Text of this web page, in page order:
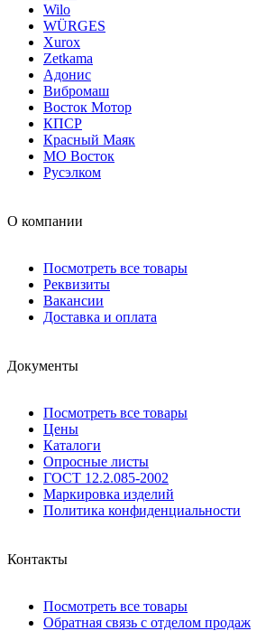
Wilo
WÜRGES
Xurox
Zetkama
Адонис
Вибромаш
Восток Мотор
КПСР
Красный Маяк
МО Восток
Русэлком
О компании
Посмотреть все товары
Реквизиты
Вакансии
Доставка и оплата
Документы
Посмотреть все товары
Цены
Каталоги
Опросные листы
ГОСТ 12.2.085-2002
Маркировка изделий
Политика конфиденциальности
Контакты
Посмотреть все товары
Обратная связь с отделом продаж